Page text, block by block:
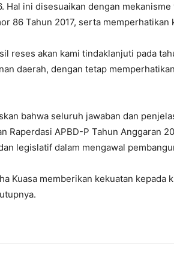
Hal ini disesuaikan dengan
86 Tahun 2017, serta memperhatikan
reses akan kami tindaklanjuti pada
daerah, dengan tetap
bahwa seluruh jawaban dan
Raperdasi APBD-P Tahun Anggaran
legislatif dalam mengawal
Kuasa memberikan kekuatan kepada